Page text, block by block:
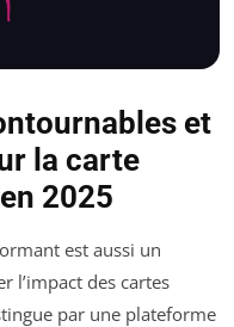
et
la carte
2025
est aussi un
l’impact des cartes
par une plateforme